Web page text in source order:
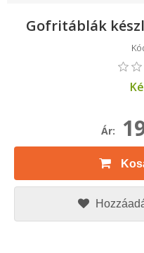
Gofritáblák
Ár: